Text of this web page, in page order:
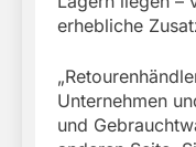
erhebliche
Unternehmen
und